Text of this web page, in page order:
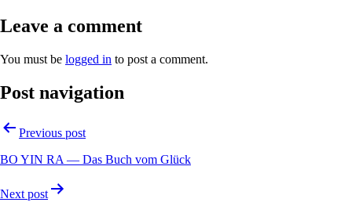
Leave a comment
You must be logged in to post a comment.
Post navigation
Previous post
BO YIN RA — Das Buch vom Glück
Next post